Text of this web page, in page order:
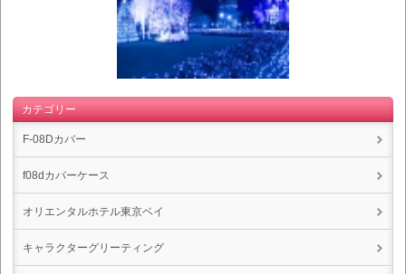
カテゴリー
F-08Dカバー
f08dカバーケース
オリエンタルホテル東京ベイ
キャラクターグリーティング